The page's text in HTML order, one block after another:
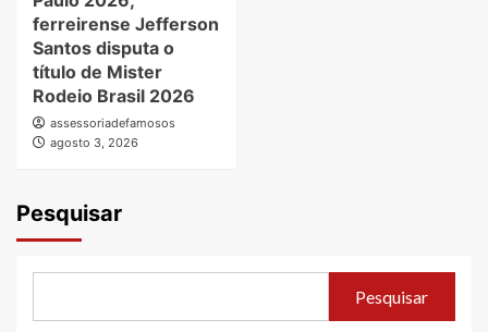
ferreirense Jefferson
Santos disputa o
título de Mister
Rodeio Brasil 2026
assessoriadefamosos
agosto 3, 2026
Pesquisar
Pesquisar